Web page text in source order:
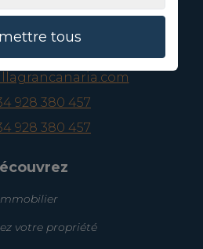
- Espagne
928 380 457
928 380 457
votre propriété
tous